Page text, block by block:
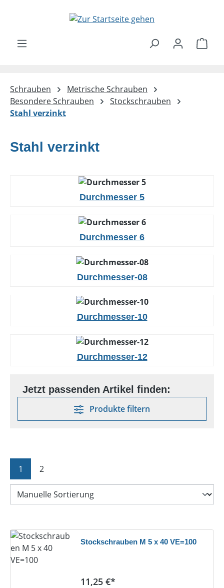
Zum Hauptinhalt springen
Schrauben
Metrische Schrauben
Besondere Schrauben
Stockschrauben
Stahl verzinkt
Stahl verzinkt
Durchmesser 5
Durchmesser 6
Durchmesser-08
Durchmesser-10
Durchmesser-12
Produkte filtern
Seite
1 Seite
2
Stockschrauben M 5 x 40 VE=100
Regulärer Preis:
11,25 €*